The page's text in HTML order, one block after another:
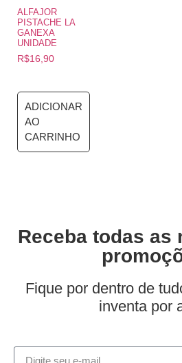
ALFAJOR
PISTACHE LA
GANEXA
UNIDADE
R$16,90
ADICIONAR
AO
CARRINHO
Receba todas as
Fique por dentro de
inventa por